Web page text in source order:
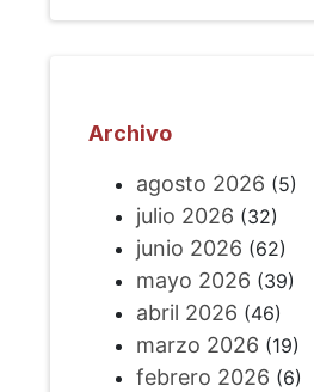
Archivo
agosto 2026 (5)
julio 2026 (32)
junio 2026 (62)
mayo 2026 (39)
abril 2026 (46)
marzo 2026 (19)
febrero 2026 (6)